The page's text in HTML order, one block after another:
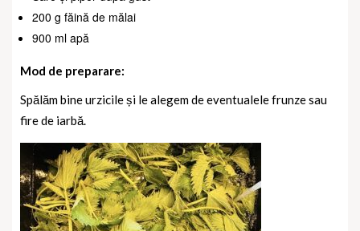
200 g făină de mălai
900 ml apă
Mod de preparare:
Spălăm bine urzicile și le alegem de eventualele frunze sau
fire de iarbă.